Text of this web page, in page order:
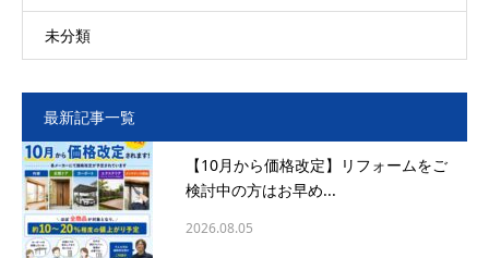
未分類
最新記事一覧
【10月から価格改定】リフォームをご
検討中の方はお早め...
2026.08.05